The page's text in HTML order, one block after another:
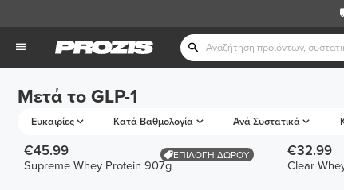
Μετά το GLP-1
Ευκαιρίες Κατά Βαθμολογία Ανά Συστατικά
ΕΠΙΛΟΓΗ ΔΩΡΟΥ
€45.99
Supreme Whey Protein 907g
€32.99
Clear